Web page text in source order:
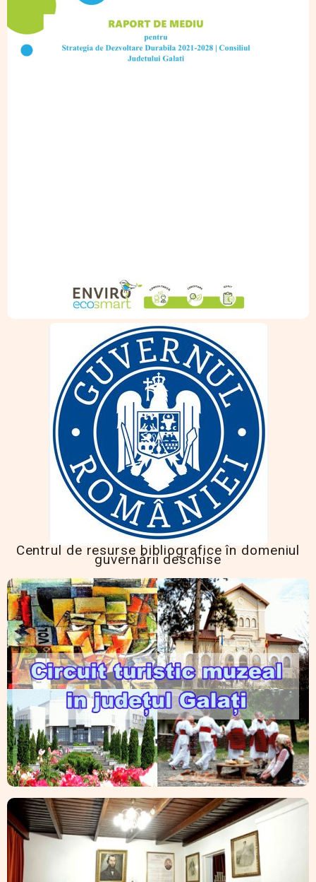
Centrul de resurse bibliografice în domeniul
guvernării deschise